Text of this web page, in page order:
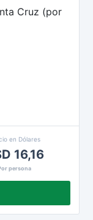
Cruz (por
en Dólares
16,16
persona